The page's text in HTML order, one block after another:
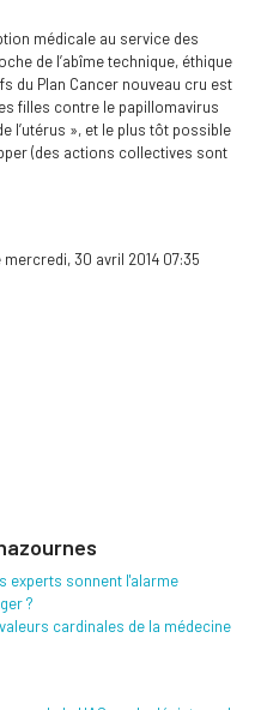
médicale au service des
de l’abîme technique, éthique
du Plan Cancer nouveau cru est
filles contre le papillomavirus
l’utérus », et le plus tôt possible
(des actions collectives sont
30 avril 2014 07:35
experts sonnent l'alarme
?
cardinales de la médecine